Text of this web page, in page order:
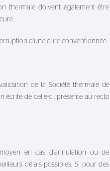
thermale doivent également être
d’une cure conventionnée.
de la Société thermale de
écrite de celle-ci, présente au recto
en cas d’annulation ou de
délais possibles. Si pour des